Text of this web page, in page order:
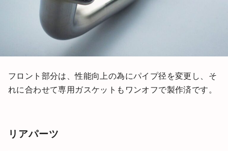
フロント部分は、性能向上の為にパイプ径を変更し、そ
れに合わせて専用ガスケットもワンオフで製作済です。
リアパーツ